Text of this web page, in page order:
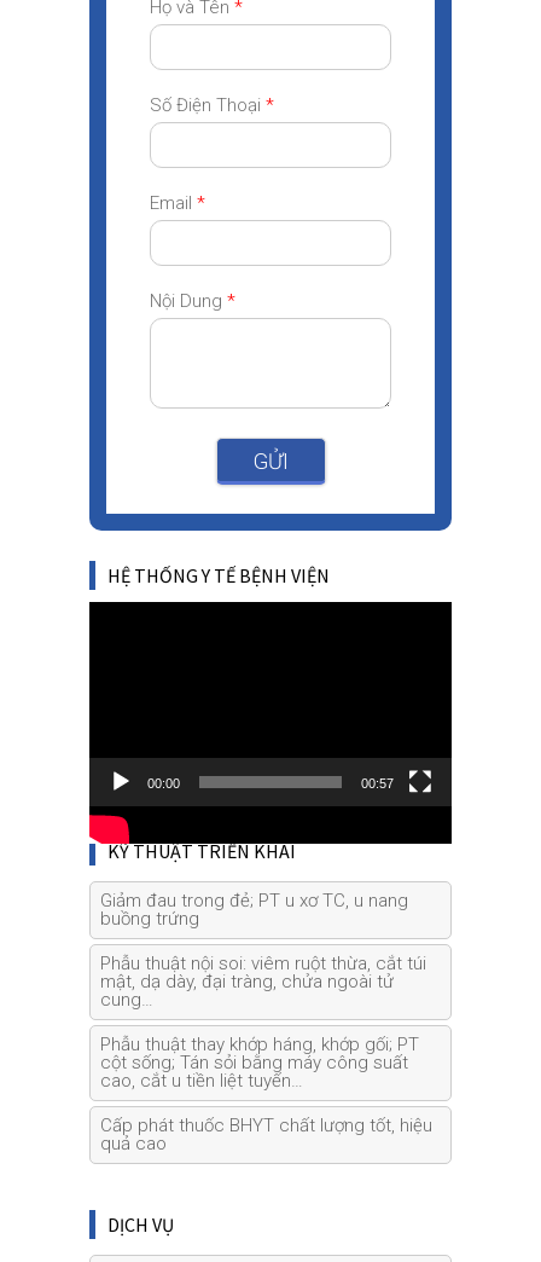
Họ và Tên *
Số Điện Thoại *
Email *
Nội Dung *
GỬI
HỆ THỐNG Y TẾ BỆNH VIỆN
00:00 00:57
KỸ THUẬT TRIỂN KHAI
Giảm đau trong đẻ; PT u xơ TC, u nang
buồng trứng
Phẫu thuật nội soi: viêm ruột thừa, cắt túi
mật, dạ dày, đại tràng, chửa ngoài tử
cung…
Phẫu thuật thay khớp háng, khớp gối; PT
cột sống; Tán sỏi bằng máy công suất
cao, cắt u tiền liệt tuyến…
Cấp phát thuốc BHYT chất lượng tốt, hiệu
quả cao
DỊCH VỤ